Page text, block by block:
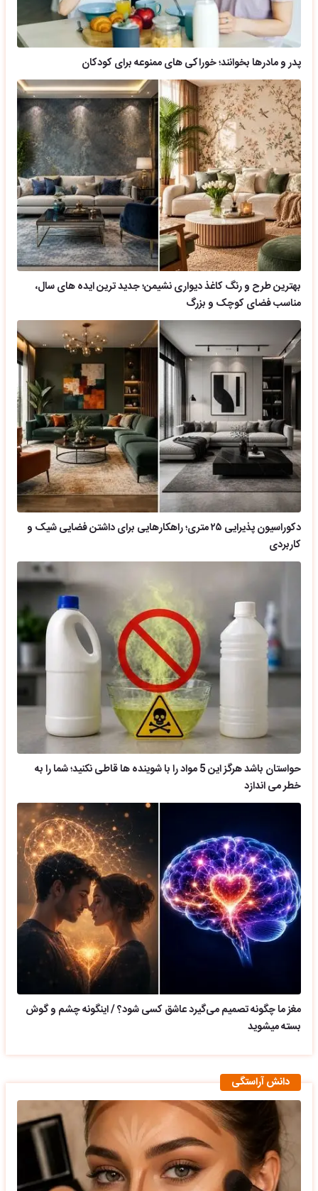
پدر و مادرها بخوانند؛ خوراکی های ممنوعه برای کودکان
بهترین طرح و رنگ کاغذ دیواری نشیمن؛ جدید ترین ایده های سال،
مناسب فضای کوچک و بزرگ
دکوراسیون پذیرایی ۲۵ متری؛ راهکارهایی برای داشتن فضایی شیک و
کاربردی
حواستان باشد هرگز این 5 مواد را با شوینده ها قاطی نکنید؛ شما را به
خطر می اندازد
مغز ما چگونه تصمیم می‌گیرد عاشق کسی شود؟ / اینگونه چشم و گوش
بسته میشوید
دانش آراستگی